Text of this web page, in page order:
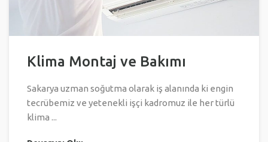
Klima Montaj ve Bakımı
Sakarya uzman soğutma olarak iş alanında ki engin
tecrübemiz ve yetenekli işçi kadromuz ile her türlü
klima ...